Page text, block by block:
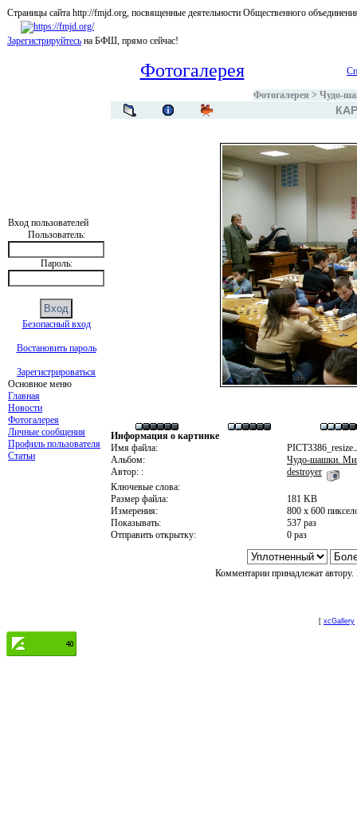
Страницы сайта http://fmjd.org, посвященные деятельности Общественного
Зарегистрируйтесь на БФШ, прямо сейчас!
Вход пользователей
Пользователь:
Пароль:
Безопасный вход
Востановить пароль
Зарегистрироваться
Основное меню
Главная
Новости
Фотогалерея
Личные сообщения
Профиль пользователя
Статьи
Фотогалерея
Фотогалерея > Чудо-
Информация о картинке
Имя файла:
Альбом:
Чудо-шашки.
Автор: :
destroyer
Ключевые слова:
Размер файла:
181 KB
Измерения:
800 x 600
Показывать:
537 раз
Отправить открытку:
0 раз
Комментарии принадлежат
[ xcGallery